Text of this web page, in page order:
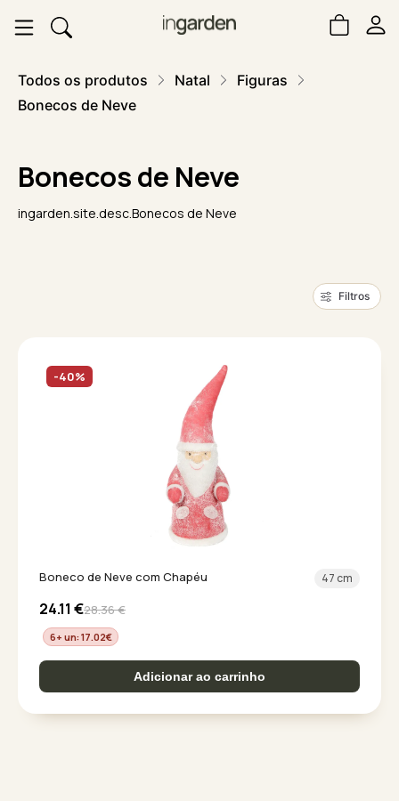
Todos os produtos Natal
Figuras
Bonecos de Neve
Bonecos de Neve
ingarden.site.desc.Bonecos de Neve
Filtros
-40%
Boneco de Neve com Chapéu 47 cm
24.11 €28.36€
6+ un: 17.02€
Adicionar ao carrinho